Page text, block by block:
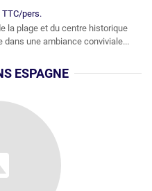
TTC/pers.
la plage et du centre historique
dans une ambiance conviviale...
ESPAGNE